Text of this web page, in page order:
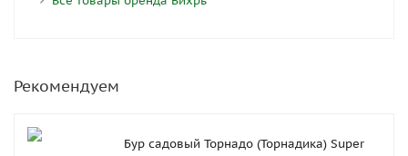
Рекомендуем
Бур садовый Торнадо (Торнадика) Super